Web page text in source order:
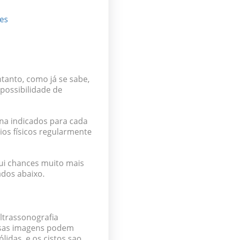
como já se sabe,
de
indicados para cada
físicos regularmente
chances muito mais
abaixo.
imagens podem